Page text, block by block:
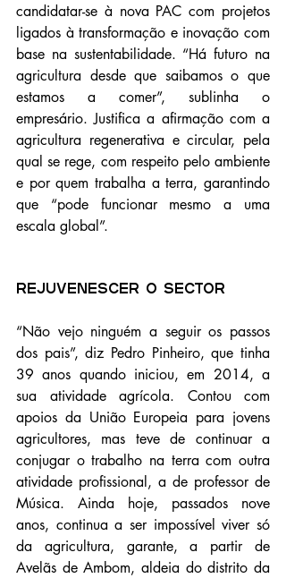
candidatar-se à nova PAC com projetos
ligados à transformação e inovação com
base na sustentabilidade. “Há futuro na
agricultura desde que saibamos o que
estamos a comer”, sublinha o
empresário. Justifica a afirmação com a
agricultura regenerativa e circular, pela
qual se rege, com respeito pelo ambiente
e por quem trabalha a terra, garantindo
que “pode funcionar mesmo a uma
escala global”.
Rejuvenescer o sector
“Não vejo ninguém a seguir os passos
dos pais”, diz Pedro Pinheiro, que tinha
39 anos quando iniciou, em 2014, a
sua atividade agrícola. Contou com
apoios da União Europeia para jovens
agricultores, mas teve de continuar a
conjugar o trabalho na terra com outra
atividade profissional, a de professor de
Música. Ainda hoje, passados nove
anos, continua a ser impossível viver só
da agricultura, garante, a partir de
Avelãs de Ambom, aldeia do distrito da